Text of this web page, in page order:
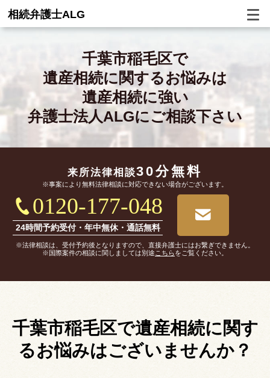
相続弁護士ALG
千葉市稲毛区で
遺産相続に関するお悩みは
遺産相続に強い
弁護士法人ALGにご相談下さい
来所法律相談30分無料
※事案により無料法律相談に対応できない場合がございます。
0120-177-048
24時間予約受付・年中無休・通話無料
※法律相談は、受付予約後となりますので、直接弁護士にはお繋ぎできません。
※国際案件の相談に関しましては別途 こちらをご覧ください。
千葉市稲毛区で遺産相続に関す
るお悩みはございませんか？